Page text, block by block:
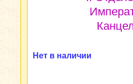
Нет в наличии